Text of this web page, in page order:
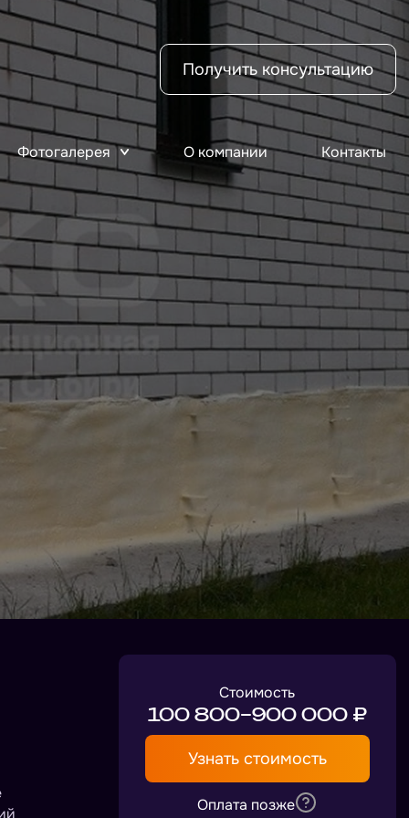
Получить консультацию
Фотогалерея О компании Контакты
Стоимость
100 800–900 000 ₽
Узнать стоимость
Оплата позже